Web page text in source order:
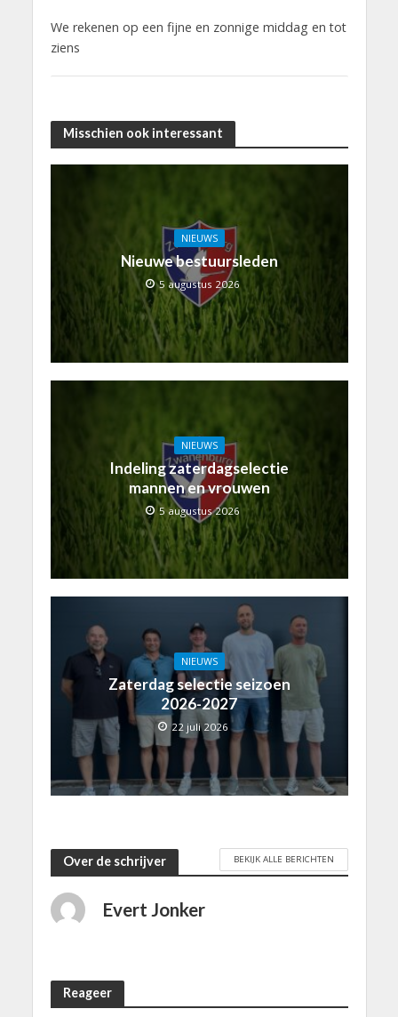
We rekenen op een fijne en zonnige middag en tot
ziens
Misschien ook interessant
NIEUWS
Nieuwe bestuursleden
5 augustus 2026
NIEUWS
Indeling zaterdagselectie
mannen en vrouwen
5 augustus 2026
NIEUWS
Zaterdag selectie seizoen
2026-2027
22 juli 2026
Over de schrijver BEKIJK ALLE BERICHTEN
Evert Jonker
Reageer